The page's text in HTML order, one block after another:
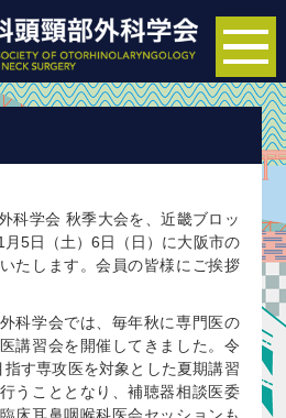
科学会 秋季大会を、近畿ブロッ
5日（土）6日（日）に大阪市の
たします。会員の皆様にご挨拶
科学会では、毎年秋に専門医の
講習会を開催してきました。令
す専攻医を対象とした夏期講習
うこととなり、補聴器相談医委